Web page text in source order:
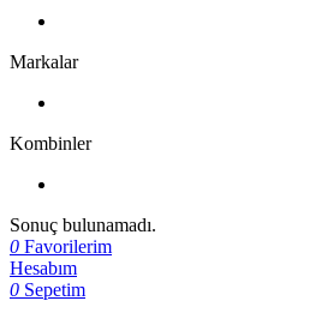
Markalar
Kombinler
Sonuç bulunamadı.
0 Favorilerim
Hesabım
0 Sepetim